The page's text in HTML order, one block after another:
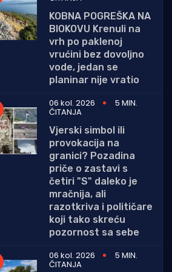
KOBNA POGREŠKA NA
BIOKOVU Krenuli na
vrh po paklenoj
vrućini bez dovoljno
vode, jedan se
planinar nije vratio
06 kol. 2026
5 MIN.
ČITANJA
Vjerski simbol ili
provokacija na
granici? Pozadina
priče o zastavi s
četiri "S" daleko je
mračnija, ali
razotkriva i političare
koji tako skreću
pozornost sa sebe
06 kol. 2026
5 MIN.
ČITANJA